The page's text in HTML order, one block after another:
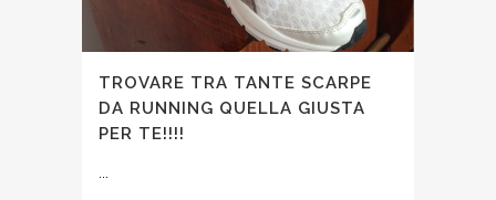
TROVARE TRA TANTE SCARPE
DA RUNNING QUELLA GIUSTA
PER TE!!!!